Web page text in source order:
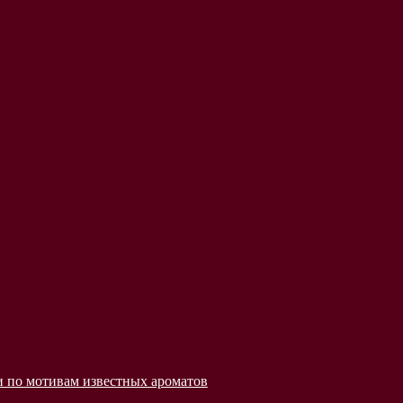
мотивам известных ароматов